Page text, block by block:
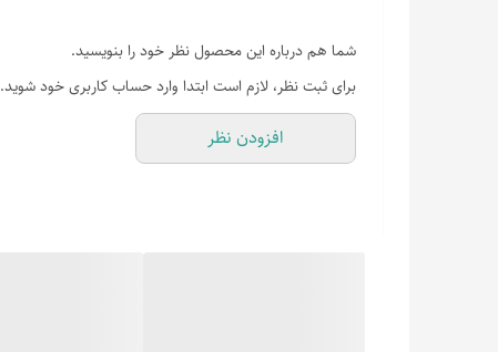
شما هم درباره این محصول نظر خود را بنویسید.
برای ثبت نظر، لازم است ابتدا وارد حساب کاربری خود شوید.
افزودن نظر